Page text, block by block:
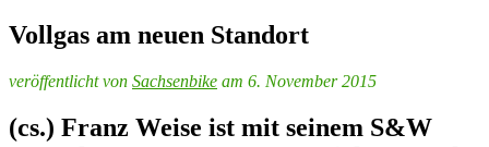
Vollgas am neuen Standort
veröffentlicht von Sachsenbike am 6. November 2015
(cs.) Franz Weise ist mit seinem S&W